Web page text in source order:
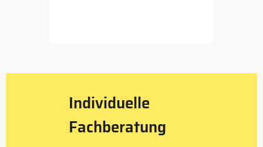
Individuelle
Fachberatung